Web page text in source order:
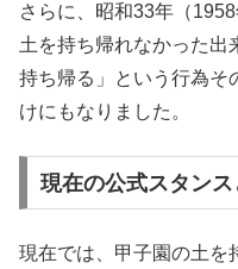
さらに、昭和33年（
土を持ち帰れなかった出
持ち帰る」という行為そ
けにもなりました。
現在の公式スタンス
現在では、甲子園の土を